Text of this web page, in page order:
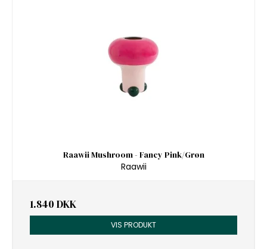
Raawii Mushroom - Fancy Pink/Grøn
Raawii
1.840 DKK
VIS PRODUKT